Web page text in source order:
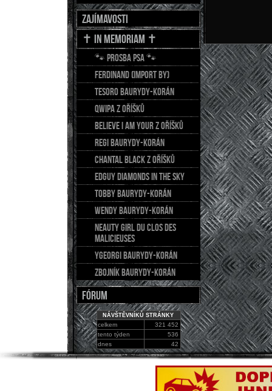
Zajímavosti
✝️ In Memoriam ✝️
🐾 Prosba psa 🐾
FERDINAND (import BY)
TESORO Baurydy-Korán
QWIPA z Oříšků
BELIEVE I AM YOUR z Oříšků
REGI Baurydy-Korán
CHANTAL Black z Oříšků
EDGUY Diamonds in the sky
TOBBY Baurydy-Korán
WENDY Baurydy-Korán
NEAUTY GIRL du Clos des
Malicieuses
YGEORGI Baurydy-Korán
ZBOJNÍK Baurydy-Korán
FÓRUM
NÁVŠTĚVNÍKŮ STRÁNKY
celkem
321 452
tento týden
536
dnes
42